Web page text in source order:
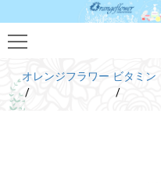
オレンジフラワー ビタミン